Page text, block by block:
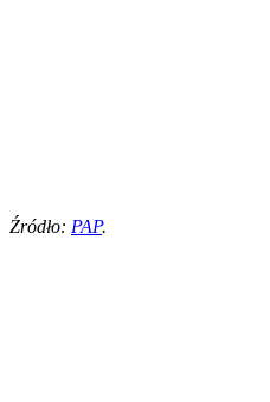
Źródło: PAP.